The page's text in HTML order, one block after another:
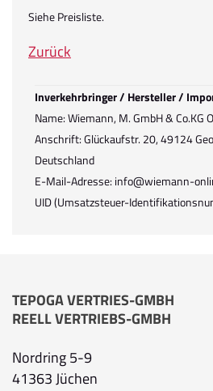
Siehe Preisliste.
Zurück
Inverkehrbringer / Hersteller /
Name: Wiemann, M. GmbH & Co.KG
Anschrift: Glückaufstr. 20, 49124
Deutschland
E-Mail-Adresse: info@wiemann-
UID (Umsatzsteuer-
TEPOGA VERTRIES-GMBH
REELL VERTRIEBS-GMBH
Nordring 5-9
41363 Jüchen